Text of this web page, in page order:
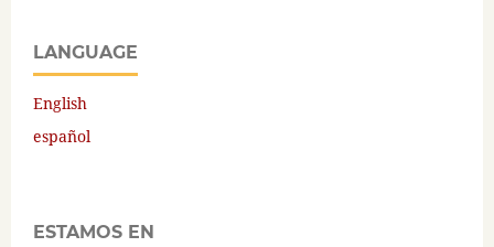
LANGUAGE
English
español
ESTAMOS EN